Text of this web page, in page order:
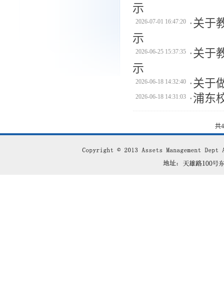
示
2026-07-01 16:47:20 ·关于
示
2026-06-25 15:37:35 ·关于
示
2026-06-18 14:32:40 ·关于
2026-06-18 14:31:03 ·浦东
共